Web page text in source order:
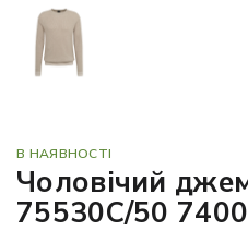
В НАЯВНОСТІ
Чоловічий
75530C/50 7400